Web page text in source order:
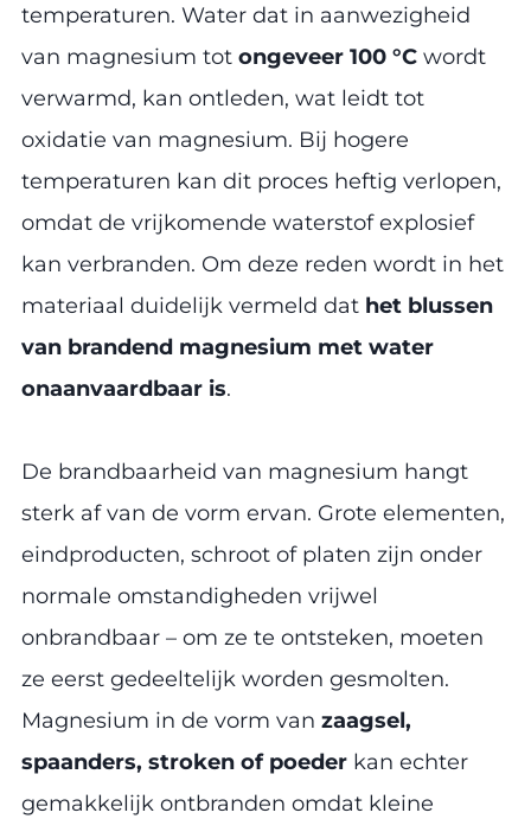
temperaturen. Water dat in aanwezigheid
van magnesium tot ongeveer 100 °C wordt
verwarmd, kan ontleden, wat leidt tot
oxidatie van magnesium. Bij hogere
temperaturen kan dit proces heftig verlopen,
omdat de vrijkomende waterstof explosief
kan verbranden. Om deze reden wordt in het
materiaal duidelijk vermeld dat het blussen
van brandend magnesium met water
onaanvaardbaar is.
De brandbaarheid van magnesium hangt
sterk af van de vorm ervan. Grote elementen,
eindproducten, schroot of platen zijn onder
normale omstandigheden vrijwel
onbrandbaar – om ze te ontsteken, moeten
ze eerst gedeeltelijk worden gesmolten.
Magnesium in de vorm van zaagsel,
spaanders, stroken of poeder kan echter
gemakkelijk ontbranden omdat kleine